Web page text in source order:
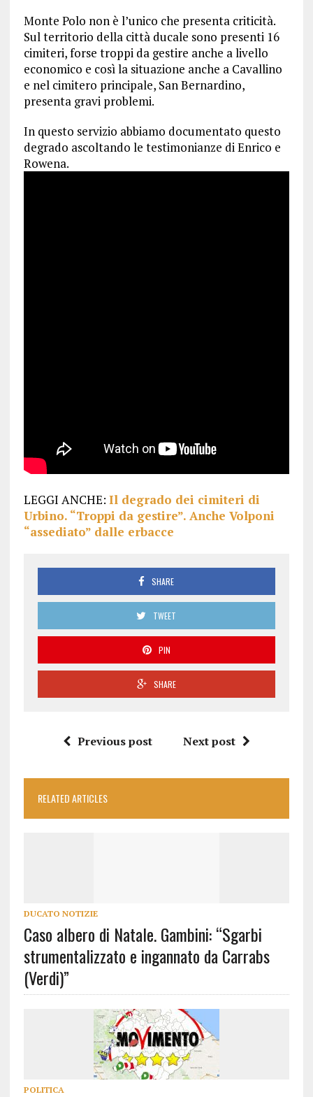
Monte Polo non è l’unico che presenta criticità.
Sul territorio della città ducale sono presenti 16
cimiteri, forse troppi da gestire anche a livello
economico e così la situazione anche a Cavallino
e nel cimitero principale, San Bernardino,
presenta gravi problemi.
In questo servizio abbiamo documentato questo
degrado ascoltando le testimonianze di Enrico e
Rowena.
LEGGI ANCHE: Il degrado dei cimiteri di
Urbino. “Troppi da gestire”. Anche Volponi
“assediato” dalle erbacce
SHARE
TWEET
PIN
SHARE
Previous post Next post
RELATED ARTICLES
DUCATO NOTIZIE
Caso albero di Natale. Gambini: “Sgarbi
strumentalizzato e ingannato da Carrabs
(Verdi)”
POLITICA